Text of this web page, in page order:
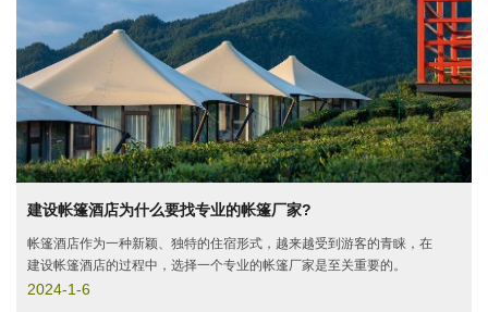
建设帐篷酒店为什么要找专业的帐篷厂家?
帐篷酒店作为一种新颖、独特的住宿形式，越来越受到游客的青睐，在
建设帐篷酒店的过程中，选择一个专业的帐篷厂家是至关重要的。
2024-1-6